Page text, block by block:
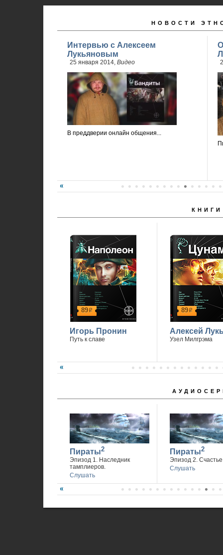
НОВОСТИ
Интервью с Алексеем
Лукьяновым
25 января 2014, Видео
В преддверии онлайн общения...
КНИГИ
89р
Игорь Пронин
Путь к славе
89р
Алексей
Узел Милгрэма
Пираты2
Эпизод 1. Наследник
тамплиеров.
Слушать
Пираты2
Эпизод 2. Счастье
Слушать